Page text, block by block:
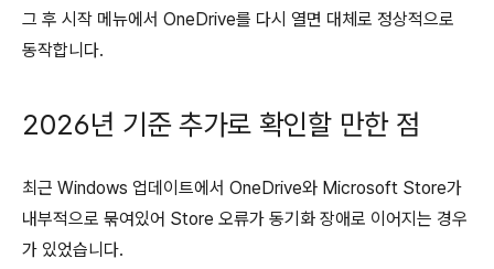
그 후 시작 메뉴에서 OneDrive를 다시 열면 대체로 정상적으로
동작합니다.
2026년 기준 추가로 확인할 만한 점
최근 Windows 업데이트에서 OneDrive와 Microsoft Store가
내부적으로 묶여있어 Store 오류가 동기화 장애로 이어지는 경우
가 있었습니다.